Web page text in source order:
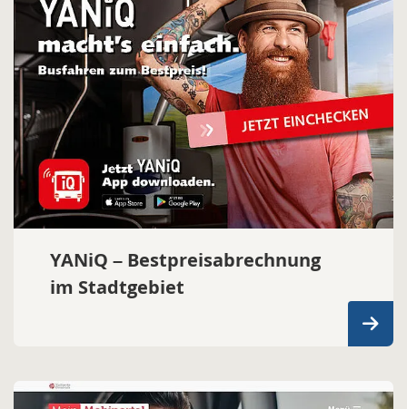
YANiQ – Bestpreisabrechnung
im Stadtgebiet